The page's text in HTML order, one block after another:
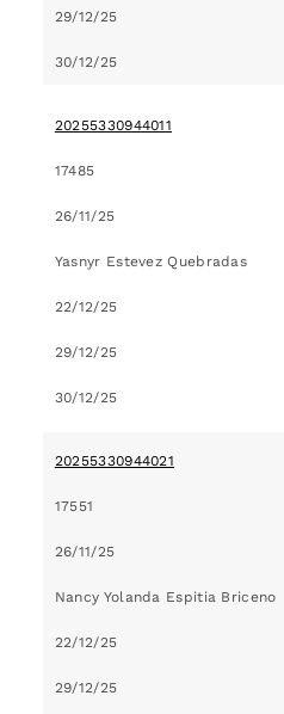
29/12/25
30/12/25
20255330944011
17485
26/11/25
Yasnyr Estevez Quebradas
22/12/25
29/12/25
30/12/25
20255330944021
17551
26/11/25
Nancy Yolanda Espitia Briceno
22/12/25
29/12/25